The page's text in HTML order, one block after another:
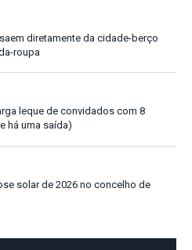
diretamente da cidade-berço
roupa
leque de convidados com 8
há uma saída)
solar de 2026 no concelho de